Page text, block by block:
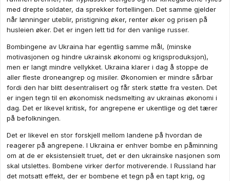
med drepte soldater, da sprekker fortellingen. Det samme gjelder
når lønninger uteblir, pristigning øker, renter øker og prisen på
husleien øker. Det er ingen lett tid for den vanlige russer.
Bombingene av Ukraina har egentlig samme mål, (minske
motivasjonen og hindre ukrainsk økonomi og krigsproduksjon),
men er langt mindre vellykket. Ukraina klarer i dag å stoppe de
aller fleste droneangrep og misiler. Økonomien er mindre sårbar
fordi den har blitt desentralisert og får sterk støtte fra vesten. Det
er ingen tegn til en økonomisk nedsmelting av ukrainas økonomi i
dag. Det er likevel kritisk, for angrepene er ukentlige og det tærer
på befolkningen.
Det er likevel en stor forskjell mellom landene på hvordan de
reagerer på angrepene. I Ukraina er enhver bombe en påminning
om at de er eksistensielt truet, det er den ukrainske nasjonen som
skal utslettes. Bombene virker derfor motiverende. I Russland har
det motsatt effekt, der er bombene et tegn på en tapt krig, og